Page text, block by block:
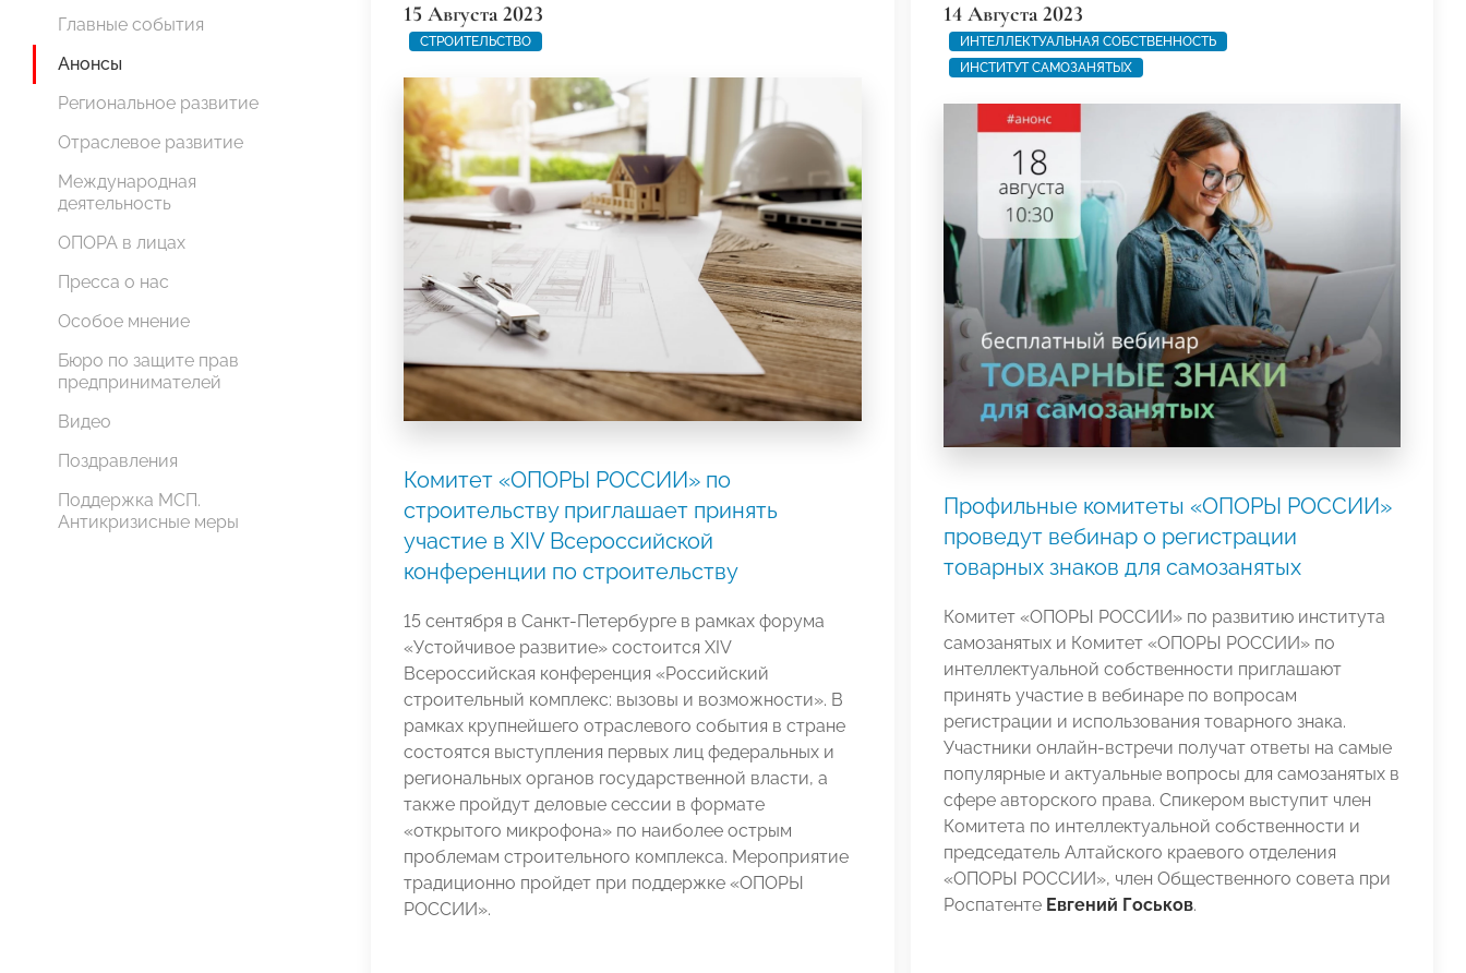
Главные события
Анонсы
Региональное развитие
Отраслевое развитие
Международная
деятельность
ОПОРА в лицах
Пресса о нас
Особое мнение
Бюро по защите прав
предпринимателей
Видео
Поздравления
Поддержка МСП.
Антикризисные меры
15 Августа 2023
СТРОИТЕЛЬСТВО
Комитет «ОПОРЫ РОССИИ» по
строительству приглашает принять
участие в XIV Всероссийской
конференции по строительству
15 сентября в Санкт-Петербурге в рамках форума
«Устойчивое развитие» состоится XIV
Всероссийская конференция «Российский
строительный комплекс: вызовы и возможности». В
рамках крупнейшего отраслевого события в стране
состоятся выступления первых лиц федеральных и
региональных органов государственной власти, а
также пройдут деловые сессии в формате
«открытого микрофона» по наиболее острым
проблемам строительного комплекса. Мероприятие
традиционно пройдет при поддержке «ОПОРЫ
РОССИИ».
14 Августа 2023
ИНТЕЛЛЕКТУАЛЬНАЯ СОБСТВЕННОСТЬ
ИНСТИТУТ САМОЗАНЯТЫХ
Профильные комитеты «ОПОРЫ РОССИИ»
проведут вебинар о регистрации
товарных знаков для самозанятых
Комитет «ОПОРЫ РОССИИ» по развитию института
самозанятых и Комитет «ОПОРЫ РОССИИ» по
интеллектуальной собственности приглашают
принять участие в вебинаре по вопросам
регистрации и использования товарного знака.
Участники онлайн-встречи получат ответы на самые
популярные и актуальные вопросы для самозанятых в
сфере авторского права. Спикером выступит член
Комитета по интеллектуальной собственности и
председатель Алтайского краевого отделения
«ОПОРЫ РОССИИ», член Общественного совета при
РоспатентеЕвгений Госьков.